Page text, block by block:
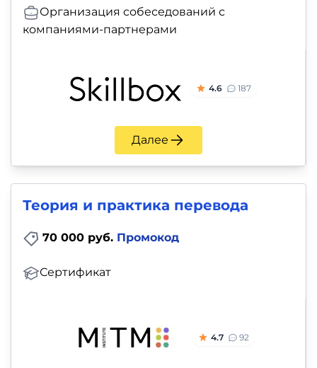
Организация собеседований с
компаниями-партнерами
4.6 187
Далее
Теория и практика перевода
70 000 руб. Промокод
Сертификат
4.7 92
Красота,
фитнес
Психология
саморазвитие
Прочее
Тесты